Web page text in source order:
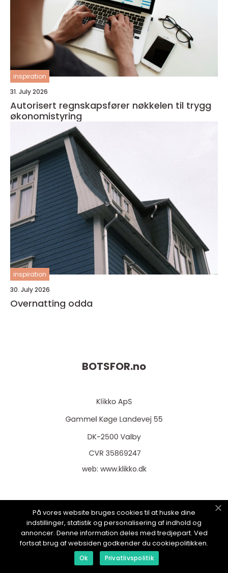
inspiration
31. July 2026
Autorisert regnskapsfører nøkkelen til trygg
økonomistyring
inspiration
30. July 2026
Overnatting odda
BOTSFOR.no
web: www.klikko.dk
Menu
Reklame
På vores website bruges cookies til at huske dine
indstillinger, statistik og personalisering af indhold og
annoncer. Denne information deles med tredjepart. Ved
fortsat brug af websiden godkender du cookiepolitikken.
Ok Privatlivspolitik